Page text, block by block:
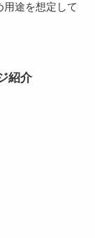
用途を想定して
紹介